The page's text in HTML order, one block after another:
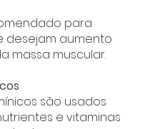
para
desejam aumento
massa muscular.
são usados
e vitaminas